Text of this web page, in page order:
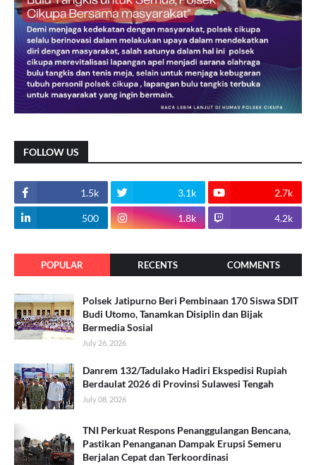
FOLLOW US
1.5k 3.1k 2.7k
500 1.8k 4.2k
POPULAR RECENTS COMMENTS
Polsek Jatipurno Beri Pembinaan 170 Siswa SDIT
Budi Utomo, Tanamkan Disiplin dan Bijak
Bermedia Sosial
July 26, 2026
Danrem 132/Tadulako Hadiri Ekspedisi Rupiah
Berdaulat 2026 di Provinsi Sulawesi Tengah
July 08, 2026
TNI Perkuat Respons Penanggulangan Bencana,
Pastikan Penanganan Dampak Erupsi Semeru
Berjalan Cepat dan Terkoordinasi